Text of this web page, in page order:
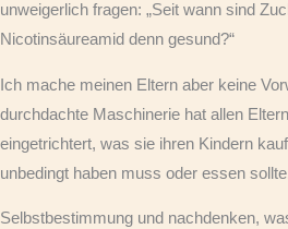
unweigerlich fragen: „Seit wann sind
Nicotinsäureamid denn gesund?“
Ich mache meinen Eltern aber keine
durchdachte Maschinerie hat allen
eingetrichtert, was sie ihren Kindern
unbedingt haben muss oder essen
Selbstbestimmung und nachdenken,